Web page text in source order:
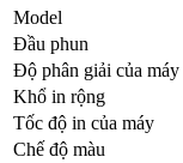
Model
Đầu phun
Độ phân giải của máy
Khổ in rộng
Tốc độ in của máy
Chế độ màu